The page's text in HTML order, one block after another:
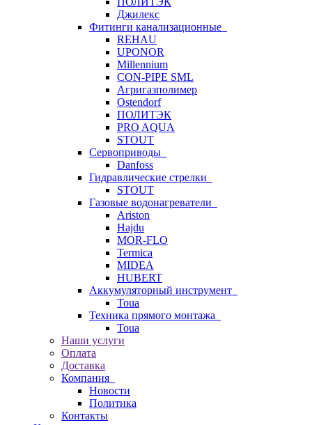
Джилекс
Фитинги канализационные
REHAU
UPONOR
Millennium
CON-PIPE SML
Агригазполимер
Ostendorf
ПОЛИТЭК
PRO AQUA
STOUT
Сервоприводы
Danfoss
Гидравлические стрелки
STOUT
Газовые водонагреватели
Ariston
Hajdu
MOR-FLO
Termica
MIDEA
HUBERT
Аккумуляторный инструмент
Toua
Техника прямого монтажа
Toua
Наши услуги
Оплата
Доставка
Компания
Новости
Политика
Контакты